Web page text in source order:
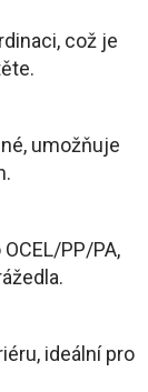
což je
umožňuje
PP/PA,
ideální pro